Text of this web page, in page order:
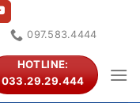
097.583.4444
HOTLINE:
033.29.29.444